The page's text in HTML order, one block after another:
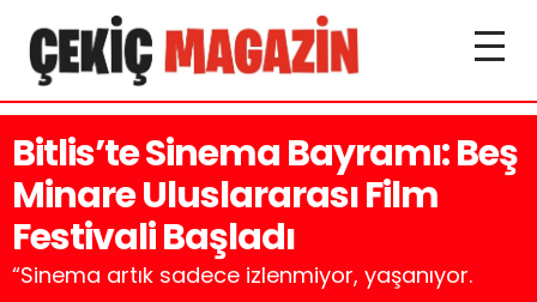
Bitlis’te Sinema Bayramı: Beş
Minare Uluslararası Film
Festivali Başladı
“Sinema artık sadece izlenmiyor, yaşanıyor.